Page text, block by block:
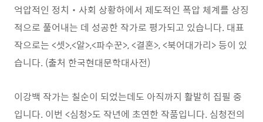
억압적인 정치‧사회 상황하에서 제도적인 폭압 체계를 상징
적으로 풀어내는 데 성공한 작가로 평가되고 있습니다. 대표
작으로는 <셋>,<알>,<파수꾼>, <결혼>, <북어대가리> 등이 있
습니다. (출처 한국현대문학대사전)
이강백 작가는 칠순이 되었는데도 아직까지 활발히 집필 중
입니다. 이번 <심청>도 작년에 초연한 작품입니다. 심청전의